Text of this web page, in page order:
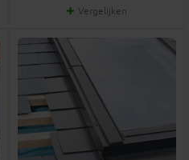
Vergelijken